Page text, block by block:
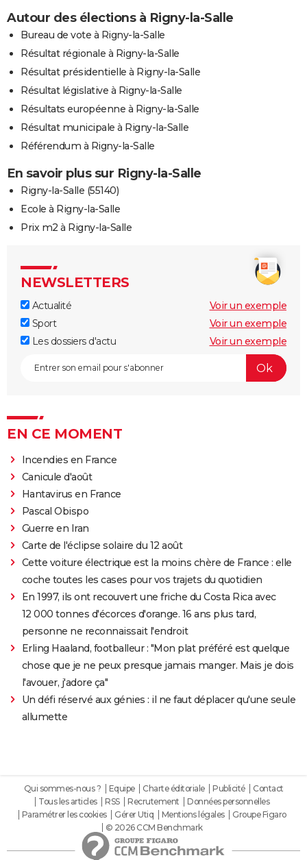
Autour des élections à Rigny-la-Salle
Bureau de vote à Rigny-la-Salle
Résultat régionale à Rigny-la-Salle
Résultat présidentielle à Rigny-la-Salle
Résultat législative à Rigny-la-Salle
Résultats européenne à Rigny-la-Salle
Résultat municipale à Rigny-la-Salle
Référendum à Rigny-la-Salle
En savoir plus sur Rigny-la-Salle
Rigny-la-Salle (55140)
Ecole à Rigny-la-Salle
Prix m2 à Rigny-la-Salle
NEWSLETTERS
Actualité
Voir un exemple
Sport
Voir un exemple
Les dossiers d'actu
Voir un exemple
EN CE MOMENT
Incendies en France
Canicule d'août
Hantavirus en France
Pascal Obispo
Guerre en Iran
Carte de l'éclipse solaire du 12 août
Cette voiture électrique est la moins chère de France : elle
coche toutes les cases pour vos trajets du quotidien
En 1997, ils ont recouvert une friche du Costa Rica avec
12 000 tonnes d'écorces d'orange. 16 ans plus tard,
personne ne reconnaissait l'endroit
Erling Haaland, footballeur : "Mon plat préféré est quelque
chose que je ne peux presque jamais manger. Mais je dois
l'avouer, j'adore ça"
Un défi réservé aux génies : il ne faut déplacer qu'une seule
allumette
Qui sommes-nous ? Equipe Charte éditoriale Publicité
Contact
Tous les articles
RSS Recrutement
Données personnelles
Paramétrer les cookies
Gérer Utiq Mentions légales
Groupe Figaro
© 2026 CCM Benchmark